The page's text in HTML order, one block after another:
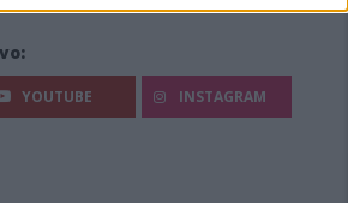
YOUTUBE INSTAGRAM